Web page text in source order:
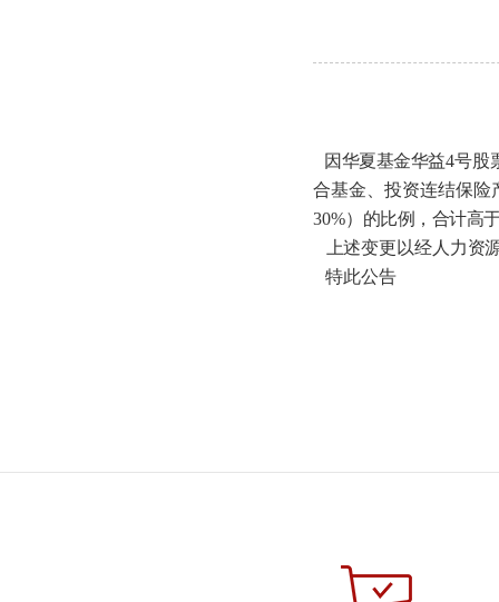
因华夏基金华益4号股
合基金、投资连结保险
30%） 的比例，合计高
上述变更以经人力资
特此公告